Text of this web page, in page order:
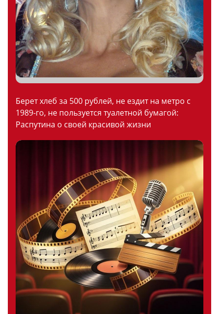
Берет хлеб за 500 рублей, не ездит на метро с
1989-го, не пользуется туалетной бумагой:
Распутина о своей красивой жизни